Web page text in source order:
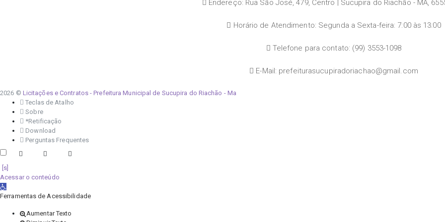
Endereço: Rua São José, 479, Centro | Sucupira do Riachão - MA,
Horário de Atendimento: Segunda a Sexta-feira: 7:00 às 13:00
Telefone para contato: (99) 3553-1098
E-Mail: prefeiturasucupiradoriachao@gmail.com
2026 © Licitações e Contratos - Prefeitura Municipal de Sucupira do Riachão - Ma
Teclas de Atalho
Sobre
*Retificação
Download
Perguntas Frequentes
Acessar o conteúdo
Abrir a barra de ferramentas
Ferramentas de Acessibilidade
Aumentar Texto